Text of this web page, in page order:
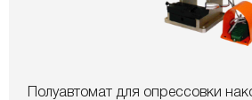
Полуавтомат для опрессовки